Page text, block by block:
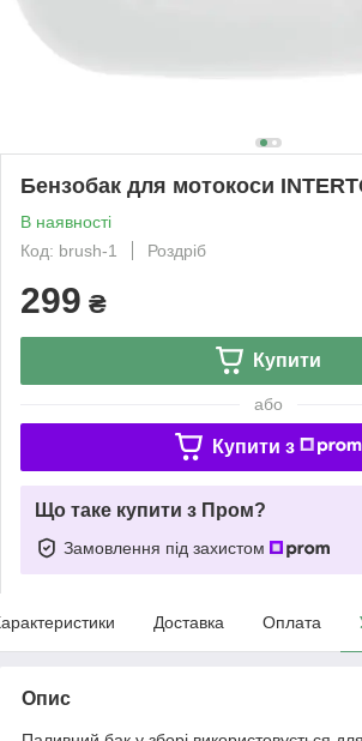
Бензобак для мотокоси
В наявності
Код: brush-1
Роздріб
299 ₴
Купити
або
Купити з
Що таке купити з Пром?
Замовлення під захистом
Доставка Оплата
Опис